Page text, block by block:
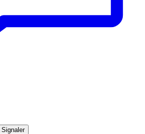
Signaler